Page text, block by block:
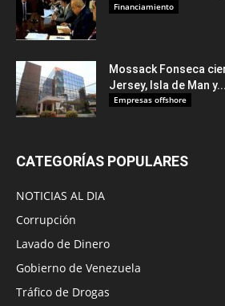
Financiamiento
Mossack Fonseca
Jersey, Isla de Man y...
Empresas offshore
CATEGORÍAS POPULARES
NOTICIAS AL DIA
Corrupción
Lavado de Dinero
Gobierno de Venezuela
Tráfico de Drogas